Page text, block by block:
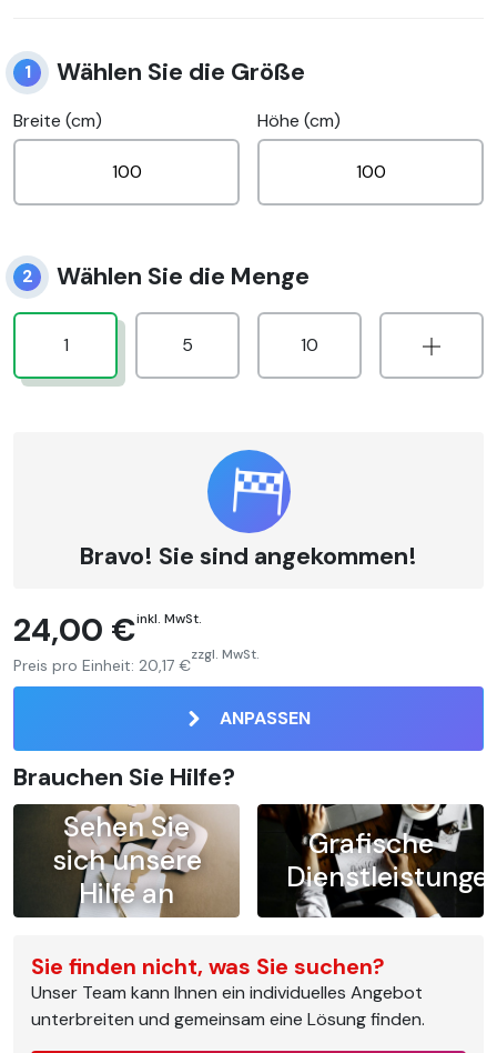
1 Wählen Sie die Größe
Breite (cm) Höhe (cm)
2 Wählen Sie die Menge
1 5 10
Bravo! Sie sind angekommen!
24,00 €inkl. MwSt.
Preis pro Einheit: 20,17 €
zzgl. MwSt.
ANPASSEN
Brauchen Sie Hilfe?
Sehen Sie
sich unsere
Hilfe an
Grafische
Sie finden nicht, was Sie suchen?
Unser Team kann Ihnen ein individuelles Angebot
unterbreiten und gemeinsam eine Lösung finden.